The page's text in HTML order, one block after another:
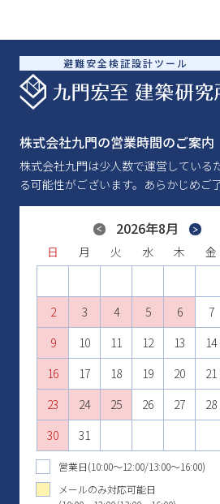
避難安全検証設計ツール
株式会社九門の営業時間のご案内
株式会社九門は少人数で運営している
る可能性がございます。あらかじめご
2026年8月
日 月 火 水 木 金
2
3 4 5 6 7
9
10 11 12 13 14
16
17 18 19 20 21
23
24 25 26 27 28
30
31
日 月 火 水 木 金
6
7 8 9 10 11
13
14 15 16 17 18
20
21 22 23 24 25
27
28 29 30
日 月 火 水 木 金
4
5 6 7 8 9
11
12 13 14 15 16
18
19 20 21 22 23
25
26 27 28 29 30
日 月 火 水 木 金
8
9 10 11 12 13
15
16 17 18 19 20
22
23 24 25 26 27
29
30
日 月 火 水 木 金
6
7 8 9 10 11
13
14 15 16 17 18
20
21 22 23 24 25
27
28 29 30 31
日 月 火 水 木 金
3
4 5 6 7 8
10
11 12 13 14 15
17
18 19 20 21 22
24
25 26 27 28 29
31
Next
営業日(10:00～12:00/13:00～16:00)
メールのみ対応可能日